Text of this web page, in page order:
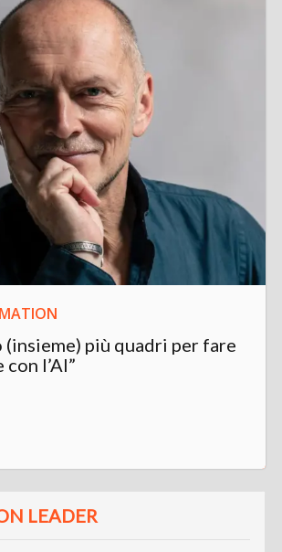
(insieme) più quadri per fare
l’AI”
LEADER